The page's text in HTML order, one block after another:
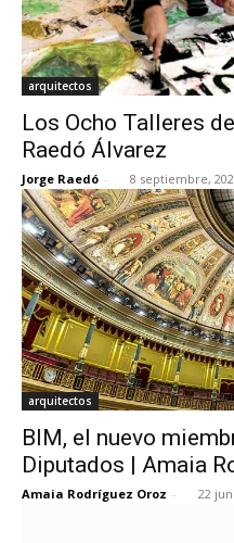
arquitectos
Los Ocho Talleres
Raedó Álvarez
Jorge Raedó - 8 septiembre,
arquitectos
BIM, el nuevo
Diputados | Amaia
Amaia Rodríguez Oroz - 22